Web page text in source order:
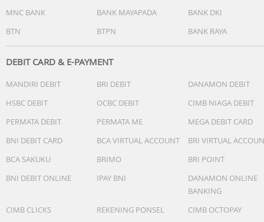
MNC BANK
BANK MAYAPADA
BANK DKI
BTN
BTPN BANK RAYA
DEBIT CARD & E-PAYMENT
MANDIRI DEBIT BRI DEBIT
DANAMON DEBIT
HSBC DEBIT
OCBC DEBIT
CIMB NIAGA DEBIT
PERMATA DEBIT
PERMATA ME
MEGA DEBIT CARD
BNI DEBIT CARD
BCA VIRTUAL ACCOUNT
BRI VIRTUAL
BCA SAKUKU
BRIMO
BRI POINT
BNI DEBIT ONLINE
IPAY BNI
DANAMON ONLINE
BANKING
CIMB CLICKS
REKENING PONSEL
CIMB OCTOPAY